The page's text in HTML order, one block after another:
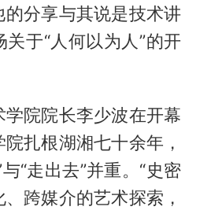
分享与其说是技术讲
于“人何以为人”的开
院院长李少波在开幕
扎根湖湘七十余年，
“走出去”并重。“史密
跨媒介的艺术探索，